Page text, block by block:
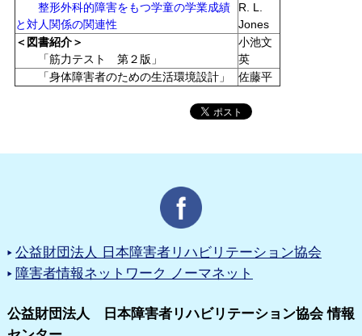
整形外科的障害をもつ学童の学業成績
と対人関係の関連性
R. L.
Jones
＜図書紹介＞
「筋力テスト 第２版」
小池文
英
「身体障害者のための生活環境設計」
佐藤平
公益財団法人 日本障害者リハビリテーション協会
障害者情報ネットワーク ノーマネット
公益財団法人 日本障害者リハビリテーション協会 情報